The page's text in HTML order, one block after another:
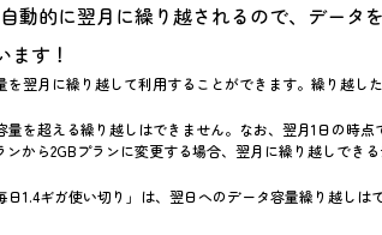
動的に翌月に繰り越されるので、データ
ます！
を翌月に繰り越して利用することができます。繰り越し
量を超える繰り越しはできません。なお、翌月1日の時
ンから2GBプランに変更する場合、翌月に繰り越しでき
日1.4ギガ使い切り」は、翌日へのデータ容量繰り越しは